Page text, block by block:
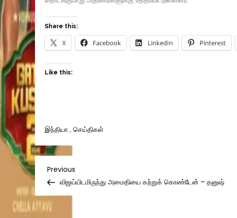
Share this:
X Facebook LinkedIn Pinterest
Like this:
இந்தியா , செய்திகள்
Post
navigation
Previous
Post
Previous
விஜய்யிடமிருந்து அமைதியை கற்றுக் கொண்டேன் – தனுஷ்